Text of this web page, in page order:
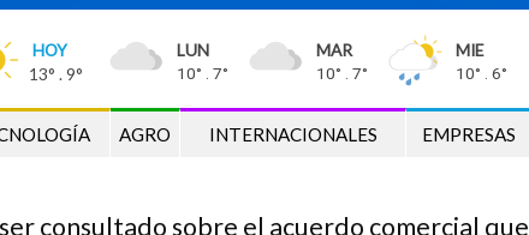
HOY
13° . 9°
LUN
10° . 7°
MAR
10° . 7°
MIE
10° . 6°
AGRO INTERNACIONALES EMPRESAS
comercial entre Estados
consultado sobre el acuerdo comercial que